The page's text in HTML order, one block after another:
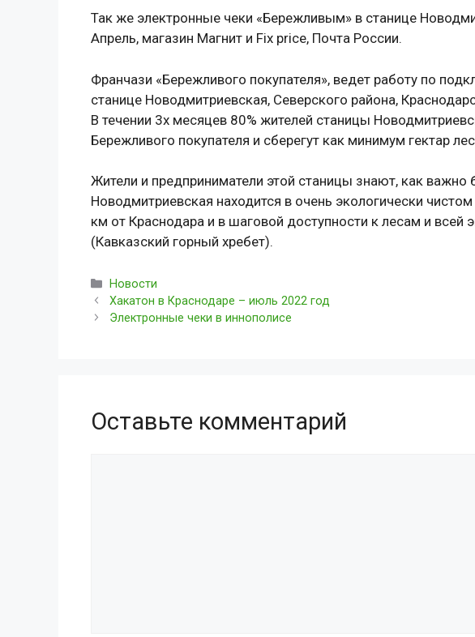
Так же электронные чеки «Бережливым» в станице
Апрель, магазин Магнит и Fix price, Почта России.
Франчази «Бережливого покупателя», ведет работу по
станице Новодмитриевская, Северского района,
В течении 3х месяцев 80% жителей станицы
Бережливого покупателя и сберегут как минимум гектар
Жители и предприниматели этой станицы знают, как важно
Новодмитриевская находится в очень экологически
км от Краснодара и в шаговой доступности к лесам и всей
(Кавказский горный хребет).
Рубрики
Новости
Навигация
записи
Хакатон в Краснодаре – июль 2022 год
Электронные чеки в иннополисе
Оставьте комментарий